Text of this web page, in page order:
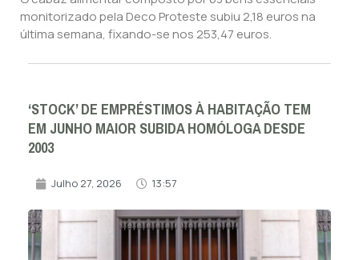
monitorizado pela Deco Proteste subiu 2,18 euros na
última semana, fixando-se nos 253,47 euros.
‘STOCK’ DE EMPRÉSTIMOS À HABITAÇÃO TEM
EM JUNHO MAIOR SUBIDA HOMÓLOGA DESDE
2003
Julho 27, 2026 13:57